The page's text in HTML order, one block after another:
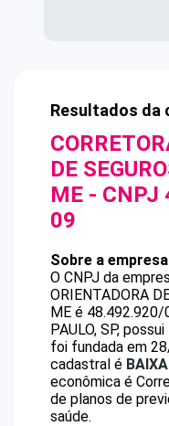
Resultados da
DE
ME - CNPJ
09
Sobre a empresa
O CNPJ da
ORIENTADORA
ME é
PAULO, SP,
foi fundada em
cadastral é
econômica é
de planos de
saúde.